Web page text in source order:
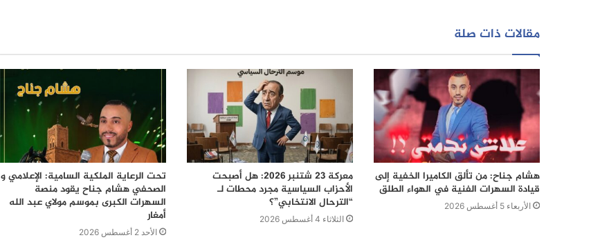
مقالات ذات صلة
هشام جناح: من تألق الكاميرا الخفية إلى
قيادة السهرات الفنية في الهواء الطلق
الأربعاء 5 أغسطس 2026
معركة 23 شتنبر 2026: هل أصبحت
الأحزاب السياسية مجرد محطات لـ
“الترحال الانتخابي”؟
الثلاثاء 4 أغسطس 2026
تحت الرعاية الملكية السامية: الإعلامي و
الصحفي هشام جناح يقود منصة
السهرات الكبرى بموسم مولاي عبد الله
أمغار
الأحد 2 أغسطس 2026